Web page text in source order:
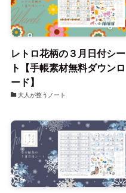
レトロ花柄の３月日付シー
ト【手帳素材無料ダウンロ
ード】
大人が整うノート